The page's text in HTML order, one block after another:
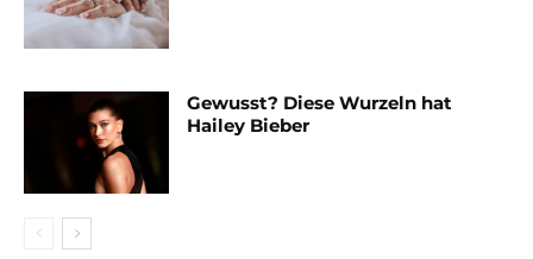
Gewusst? Diese Wurzeln hat
Hailey Bieber